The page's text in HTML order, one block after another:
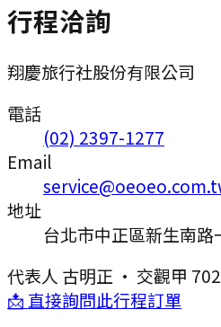
行程洽詢
翔慶旅行社股份有限公司
電話
(02) 2397-1277
Email
地址
台北市中正區新生南路
代表人 古明正 · 交觀甲
📩 直接詢問此行程訂單